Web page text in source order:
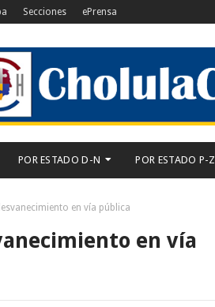
Secciones ePrensa
POR ESTADO D-N POR ESTADO P-Z
en vía pública
en vía